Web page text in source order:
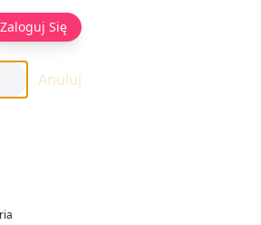
Zaloguj Się
Anuluj